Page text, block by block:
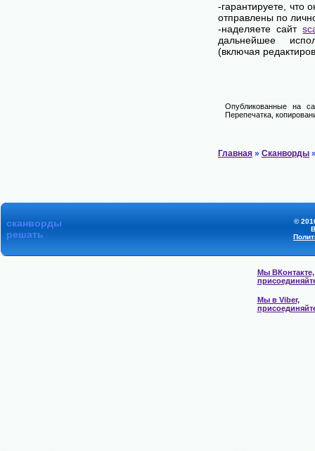
-гарантируете, что
отправлены по
-наделяете сайт
дальнейшее
(включая
Опубликованные на
Перепечатка,
Главная » Сканворды
сканворды
решать
©
Мы ВКонтакте,
Мы в Viber,